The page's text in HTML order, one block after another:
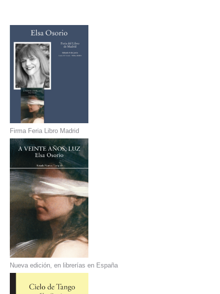
Firma Feria Libro Madrid
Nueva edición, en librerías en España